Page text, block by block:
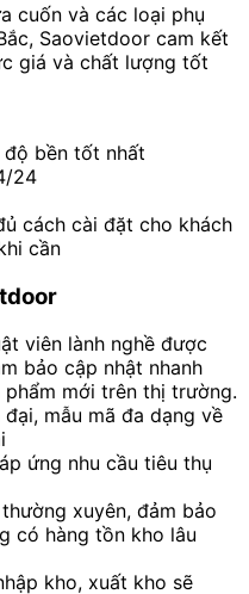
cuốn và các loại phụ
Saovietdoor cam kết
giá và chất lượng tốt
độ bền tốt nhất
24
cách cài đặt cho khách
cần
viên lành nghề được
bảo cập nhật nhanh
mới trên thị trường.
mẫu mã đa dạng về
ứng nhu cầu tiêu thụ
xuyên, đảm bảo
có hàng tồn kho lâu
kho, xuất kho sẽ